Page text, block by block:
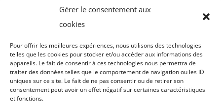
Gérer le consentement aux
cookies
Pour offrir les meilleures expériences, nous utilisons des technologies
telles que les cookies pour stocker et/ou accéder aux informations des
appareils. Le fait de consentir à ces technologies nous permettra de
traiter des données telles que le comportement de navigation ou les ID
uniques sur ce site. Le fait de ne pas consentir ou de retirer son
consentement peut avoir un effet négatif sur certaines caractéristiques
et fonctions.
Accueil Présentation Click & collect Vivaces
Arbustes
Plantes grimpantes